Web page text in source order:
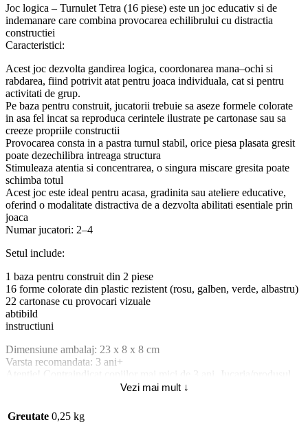
Joc logica – Turnulet Tetra (16 piese) este un joc educativ si de
indemanare care combina provocarea echilibrului cu distractia
constructiei
Caracteristici:
Acest joc dezvolta gandirea logica, coordonarea mana–ochi si
rabdarea, fiind potrivit atat pentru joaca individuala, cat si pentru
activitati de grup.
Pe baza pentru construit, jucatorii trebuie sa aseze formele colorate
in asa fel incat sa reproduca cerintele ilustrate pe cartonase sau sa
creeze propriile constructii
Provocarea consta in a pastra turnul stabil, orice piesa plasata gresit
poate dezechilibra intreaga structura
Stimuleaza atentia si concentrarea, o singura miscare gresita poate
schimba totul
Acest joc este ideal pentru acasa, gradinita sau ateliere educative,
oferind o modalitate distractiva de a dezvolta abilitati esentiale prin
joaca
Numar jucatori: 2–4
Setul include:
1 baza pentru construit din 2 piese
16 forme colorate din plastic rezistent (rosu, galben, verde, albastru)
22 cartonase cu provocari vizuale
abtibild
instructiuni
Dimensiune ambalaj: 23 x 8 x 8 cm
Varsta recomandata: 3 ani+
Atentie! Contraindicat copiilor mai mici de 3 ani. Jucaria/produsul
poate contine piese mici care se pot inghiti sau inhala existand
Nu lasati ambalajele jucariilor/produselor la indemana
copiilor. Pastrati instructiunile si etichetele pentru referinte viitoare.
Vezi mai mult ↓
Greutate 0,25 kg